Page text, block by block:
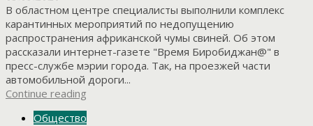
В областном центре специалисты выполнили комплекс
карантинных мероприятий по недопущению
распространения африканской чумы свиней. Об этом
рассказали интернет-газете "Время Биробиджан@" в
пресс-службе мэрии города. Так, на проезжей части
автомобильной дороги...
Continue reading
Общество